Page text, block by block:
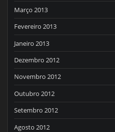
Março 2013
Fevereiro 2013
Janeiro 2013
Dezembro 2012
Novembro 2012
Outubro 2012
Setembro 2012
Agosto 2012